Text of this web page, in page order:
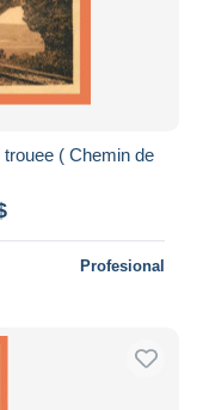
( Chemin de
Profesional